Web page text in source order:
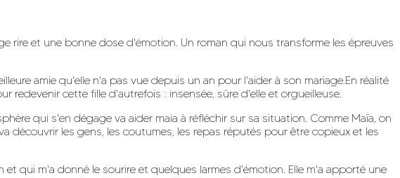
rire et une bonne dose d'émotion. Un roman qui nous transforme les épreuves
amie qu'elle n'a pas vue depuis un an pour l'aider à son mariage.En réalité
redevenir cette fille d'autrefois : insensée, sûre d'elle et orgueilleuse.
qui s'en dégage va aider maia à réfléchir sur sa situation. Comme Maïa, on
découvrir les gens, les coutumes, les repas réputés pour être copieux et les
qui m'a donné le sourire et quelques larmes d'émotion. Elle m'a apporté une